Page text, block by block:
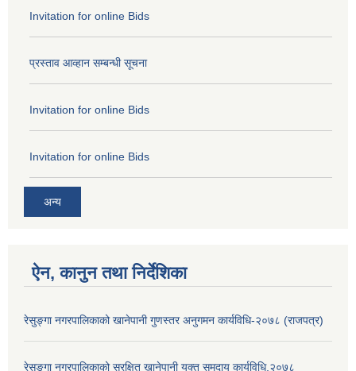
Invitation for online Bids
प्रस्ताव आव्हान सम्बन्धी सूचना
Invitation for online Bids
Invitation for online Bids
अन्य
ऐन, कानुन तथा निर्देशिका
रेसुङ्गा नगरपालिकाको खानेपानी गुणस्तर अनुगमन कार्यविधि-२०७८ (राजपत्र)
रेसुङ्गा नगरपालिकाको सुरक्षित खानेपानी युक्त समुदाय कार्यविधि,२०७८